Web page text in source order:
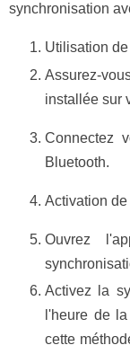
synchronisation
Utilisation
Assurez-
installée sur
Connectez
Bluetooth.
Activation
Ouvrez
Activez la
l'heure de
cette